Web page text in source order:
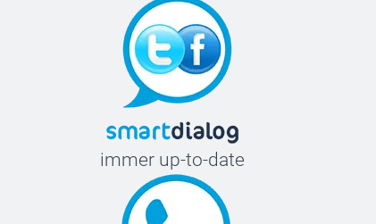
immer up-to-date